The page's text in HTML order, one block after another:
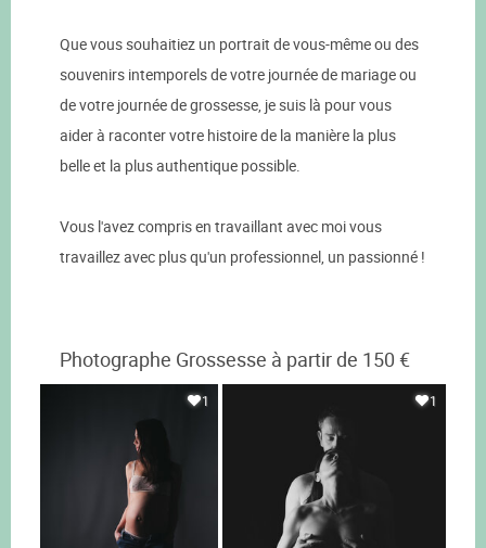
Que vous souhaitiez un portrait de vous-même ou des
souvenirs intemporels de votre journée de mariage ou
de votre journée de grossesse, je suis là pour vous
aider à raconter votre histoire de la manière la plus
belle et la plus authentique possible.
Vous l'avez compris en travaillant avec moi vous
travaillez avec plus qu'un professionnel, un passionné !
Photographe Grossesse à partir de 150 €
1 1